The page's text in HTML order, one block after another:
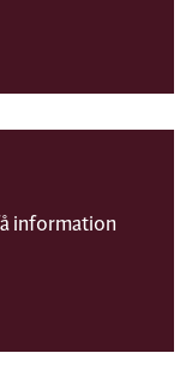
information